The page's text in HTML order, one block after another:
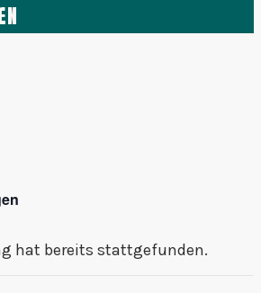
hat bereits stattgefunden.